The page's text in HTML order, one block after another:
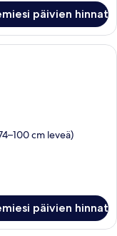
päivien hinnat
jossa on puinen
cm leveä)
päivien hinnat